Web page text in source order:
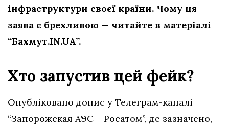
інфраструктури своєї країни. Чому ця
заява є брехливою — читайте в матеріалі
“Бахмут.IN.UA”.
Хто запустив цей фейк?
Опубліковано допис у Телеграм-каналі
“Запорожская АЭС – Росатом”, де зазначено,